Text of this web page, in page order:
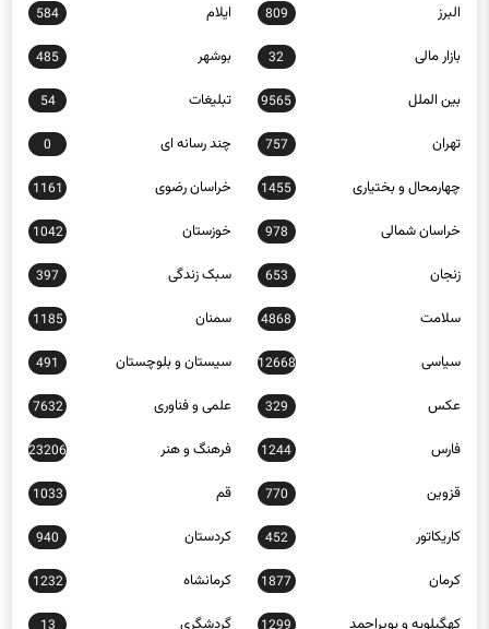
البرز 809 ایلام 584
بازار مالی 32 بوشهر 485
بین الملل 9565 تبلیغات 54
تهران 757 چند رسانه ای 0
چهارمحال و بختیاری 1455 خراسان رضوی 1161
خراسان شمالی 978 خوزستان 1042
زنجان 653 سبک زندگی 397
سلامت 4868 سمنان 1185
سیاسی 12668 سیستان و بلوچستان 491
عکس 329 علمی و فناوری 7632
فارس 1244 فرهنگ و هنر 23206
قزوین 770 قم 1033
کاریکاتور 452 کردستان 940
کرمان 1877 کرمانشاه 1232
کهگیلویه و بویراحمد گردشگری